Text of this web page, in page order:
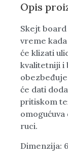
Opis
Skejt
vreme
će klizati
kvalitetniji i
će dati
pritiskom
ruci.
Dimenzija: